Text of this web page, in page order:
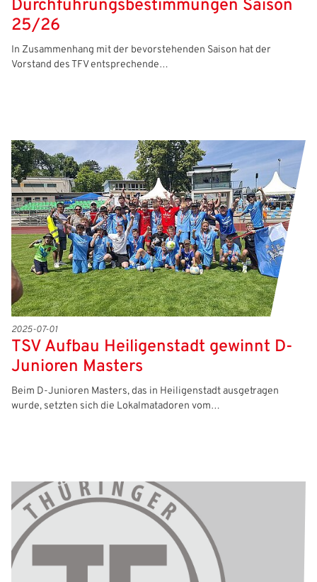
Durchführungsbestimmungen Saison
25/26
In Zusammenhang mit der bevorstehenden Saison hat der
Vorstand des TFV entsprechende…
2025-07-01
TSV Aufbau Heiligenstadt gewinnt D-
Junioren Masters
Beim D-Junioren Masters, das in Heiligenstadt ausgetragen
wurde, setzten sich die Lokalmatadoren vom…